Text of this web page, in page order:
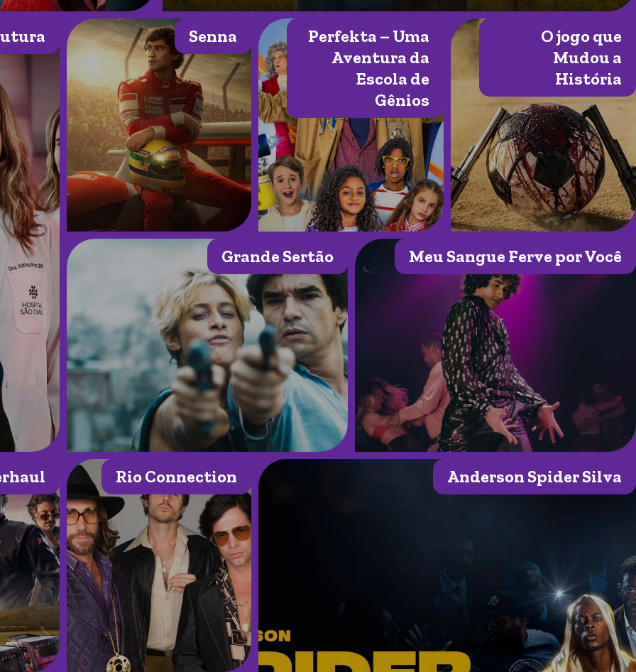
Senna
Perfekta – Uma
Aventura da
Escola de
Gênios
O jogo que
Mudou a
História
Grande Sertão Meu Sangue Ferve por Você
Rio Connection Anderson Spider Silva